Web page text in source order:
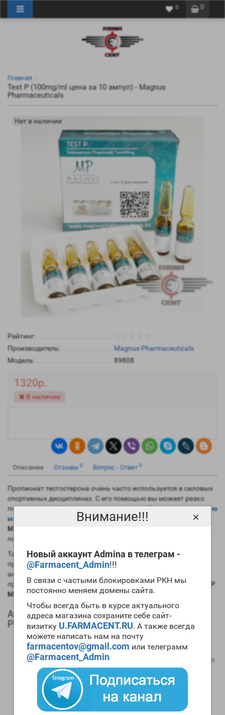
Внимание!!!
Новый аккаунт Admina в телеграм -
@Farmacent_Admin!!!
В связи с частыми блокировками РКН мы
постоянно меняем домены сайта.
Чтобы всегда быть в курсе актуального
адреса магазина сохраните себе сайт-
визитку U.FARMACENT.RU. А также всегда
можете написать нам на почту
farmacentov@gmail.com или телеграмм
@Farmacent_Admin
×
0
0
Главная
Test P (100mg/ml цена за 10 ампул) - Magnus
Pharmaceuticals
Нет в наличии
Рейтинг:
Производитель:
Magnus Pharmaceuticals
Модель:
89808
1320р.
В наличии
Описание Отзывы 0 Вопрос - Ответ 0
Пропионат тестостерона очень часто используется в силовых
спортивных дисциплинах. С его помощью вы можеет резко
повысить свои физические параметры, набратькачественную
массу
, провести отличныйцикл сушки. Могут
купить Test P
Magnus Pharmaceuticals
первого цикла.
Так как период полужизни у пропионата невысок, то риски
проявления побочек минимальны. Также препарат не столь
активно задерживает в организме жидкость в сравнении с
пролонгированными эфирами. Заметим, что нашацена Test P
Magnus Pharmaceuticalsпонравится всем спортсменам.
Анаболический профиль Test P Magnus
Pharmaceuticals
Анаболическая активность – 100 процентов в
сравнении мужским гормоном;
Андрогенная активность – 100 процентов в сравнении с
мужским гормоном;
Способность конвертироваться в женские гормоны
(ароматизация) – высокая;
Степень нагрузки на печень – отсутствует;
Форма выпуска – инъекционная;